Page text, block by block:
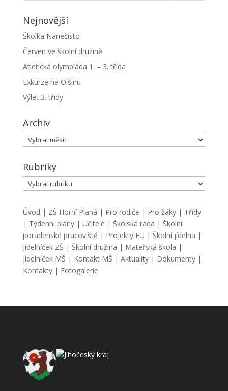
Nejnovější
Školka Nanečisto
Červen ve školní družině
Atletická olympiáda 1. – 3. třída
Exkurze na Olšinu
Výlet 3. třídy
Archiv
Archiv
Rubriky
Rubriky
Úvod | ZŠ Horní Planá | Pro rodiče | Pro žáky| Třídy
| Týdenní plány| Učitelé | Školská rada | Školní
poradenské pracoviště | Projekty EU | Školní jídelna |
Jídelníček ZŠ | Školní družina | Mateřská škola |
Jídelníček MŠ | Kontakt MŠ | Aktuality| Dokumenty|
Kontakty| Fotogalerie